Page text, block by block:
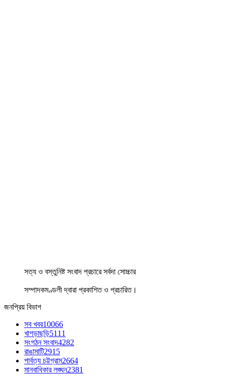
সত্য ও বস্তুনিষ্ট সংবাদ প্রচারে সর্বদা সোচ্চার
সম্পাদকমণ্ডলী দ্বারা প্রকাশিত ও প্রচারিত।
জনপ্রিয় বিভাগ
সব খবর10066
খাগড়াছড়ি5111
সংগঠন সংবাদ4282
রাঙামাটি2915
পার্বত্য চট্টগ্রাম2664
মানবাধিকার লঙ্ঘন2381